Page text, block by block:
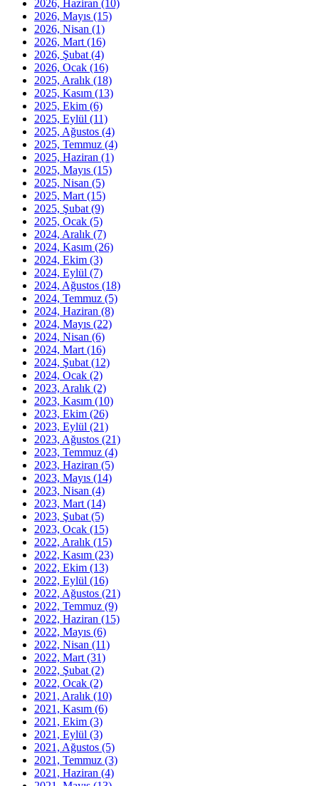
2026, Haziran (10)
2026, Mayıs (15)
2026, Nisan (1)
2026, Mart (16)
2026, Şubat (4)
2026, Ocak (16)
2025, Aralık (18)
2025, Kasım (13)
2025, Ekim (6)
2025, Eylül (11)
2025, Ağustos (4)
2025, Temmuz (4)
2025, Haziran (1)
2025, Mayıs (15)
2025, Nisan (5)
2025, Mart (15)
2025, Şubat (9)
2025, Ocak (5)
2024, Aralık (7)
2024, Kasım (26)
2024, Ekim (3)
2024, Eylül (7)
2024, Ağustos (18)
2024, Temmuz (5)
2024, Haziran (8)
2024, Mayıs (22)
2024, Nisan (6)
2024, Mart (16)
2024, Şubat (12)
2024, Ocak (2)
2023, Aralık (2)
2023, Kasım (10)
2023, Ekim (26)
2023, Eylül (21)
2023, Ağustos (21)
2023, Temmuz (4)
2023, Haziran (5)
2023, Mayıs (14)
2023, Nisan (4)
2023, Mart (14)
2023, Şubat (5)
2023, Ocak (15)
2022, Aralık (15)
2022, Kasım (23)
2022, Ekim (13)
2022, Eylül (16)
2022, Ağustos (21)
2022, Temmuz (9)
2022, Haziran (15)
2022, Mayıs (6)
2022, Nisan (11)
2022, Mart (31)
2022, Şubat (2)
2022, Ocak (2)
2021, Aralık (10)
2021, Kasım (6)
2021, Ekim (3)
2021, Eylül (3)
2021, Ağustos (5)
2021, Temmuz (3)
2021, Haziran (4)